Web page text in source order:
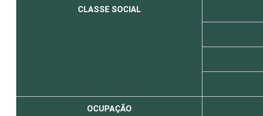
CLASSE SOCIAL
OCUPAÇÃO